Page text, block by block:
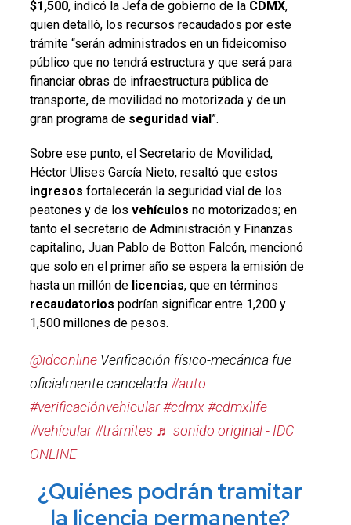
$1,500, indicó la Jefa de gobierno de la CDMX,
quien detalló, los recursos recaudados por este
trámite “serán administrados en un fideicomiso
público que no tendrá estructura y que será para
financiar obras de infraestructura pública de
transporte, de movilidad no motorizada y de un
gran programa de seguridad vial”.
Sobre ese punto, el Secretario de Movilidad,
Héctor Ulises García Nieto, resaltó que estos
ingresos fortalecerán la seguridad vial de los
peatones y de los vehículos no motorizados; en
tanto el secretario de Administración y Finanzas
capitalino, Juan Pablo de Botton Falcón, mencionó
que solo en el primer año se espera la emisión de
hasta un millón de licencias, que en términos
recaudatorios podrían significar entre 1,200 y
1,500 millones de pesos.
@idconlineVerificación físico-mecánica fue
oficialmente cancelada#auto
#verificaciónvehicular #cdmx #cdmxlife
#vehícular #trámites ♬ sonido original - IDC
ONLINE
¿Quiénes podrán tramitar
la licencia permanente?